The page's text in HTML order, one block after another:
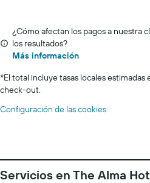
¿Cómo afectan los pagos a nuestra
los resultados?
Más información
*El total incluye tasas locales estimadas
check-out.
Configuración de las cookies
Servicios en The Alma